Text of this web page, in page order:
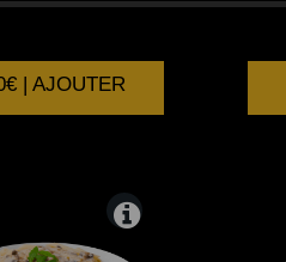
| AJOUTER